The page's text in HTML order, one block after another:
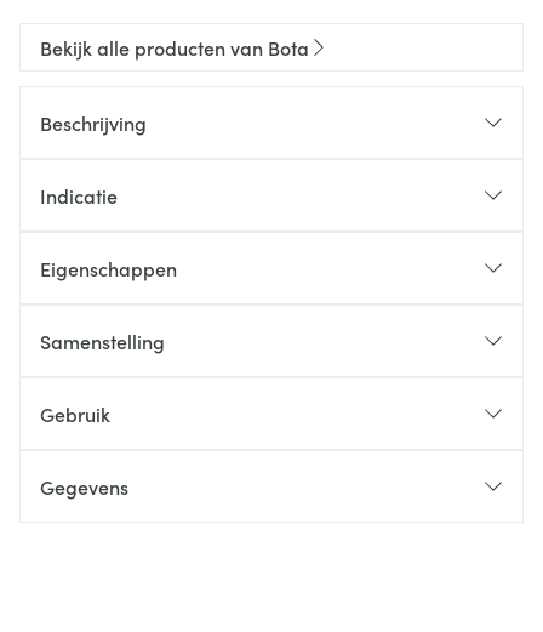
Bekijk alle producten van Bota
Beschrijving
Indicatie
Eigenschappen
Samenstelling
Gebruik
Gegevens